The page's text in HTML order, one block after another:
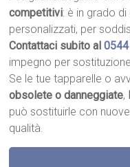
competitivi: è in grado
personalizzati, per
Contattaci subito al
impegno per
Se le tue tapparelle o
obsolete o danneggiate,
può sostituirle con
qualità.